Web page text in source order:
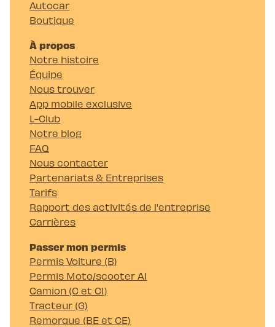
Autocar
Boutique
À propos
Notre histoire
Équipe
Nous trouver
App mobile exclusive
L-Club
Notre blog
FAQ
Nous contacter
Partenariats & Entreprises
Tarifs
Rapport des activités de l'entreprise
Carrières
Passer mon permis
Permis Voiture (B)
Permis Moto/scooter A1
Camion (C et C1)
Tracteur (G)
Remorque (BE et CE)